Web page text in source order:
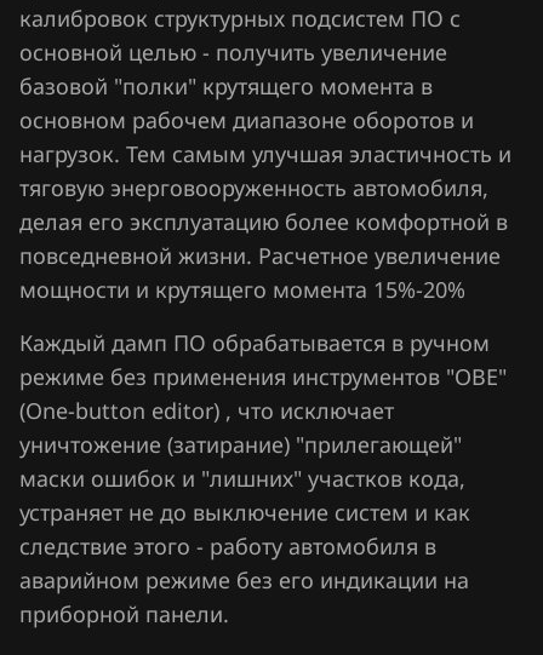
Extreme moto
FAW
Fiat
Ford
Forthing
Foton
Geely
Genesis
GMC
Great Wall
Groz
Haima
калибровок структурных подсистем ПО с
основной целью - получить увеличение
базовой "полки" крутящего момента в
основном рабочем диапазоне оборотов и
нагрузок. Тем самым улучшая эластичность и
тяговую энерговооруженность автомобиля,
делая его эксплуатацию более комфортной в
повседневной жизни. Расчетное увеличение
мощности и крутящего момента 15%-20%
Каждый дамп ПО обрабатывается в ручном
режиме без применения инструментов "OBE"
(One-button editor) , что исключает
уничтожение (затирание) "прилегающей"
маски ошибок и "лишних" участков кода,
устраняет не до выключение систем и как
следствие этого - работу автомобиля в
аварийном режиме без его индикации на
приборной панели.